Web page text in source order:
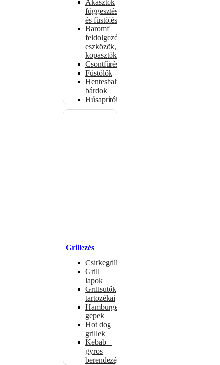
Akasztók
függesztéshez
és füstöléshez
Baromfi
feldolgozó
eszközök,
kopasztók
Csontfűrészek
Füstölők
Hentesbalták,
bárdok
Húsaprítók
Grillezés
Csirkegrillek
Grill
lapok
Grillsütők
tartozékai
Hamburgerformázó
gépek
Hot dog
grillek
Kebab –
gyros
berendezés